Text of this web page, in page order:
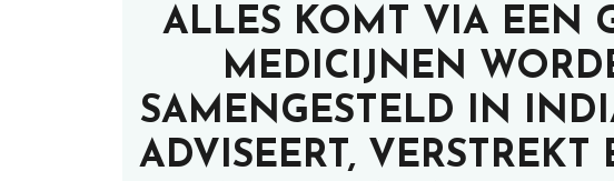
ALLES KOMT VIA EEN
MEDICIJNEN
SAMENGESTELD IN
ADVISEERT, VERSTREKT